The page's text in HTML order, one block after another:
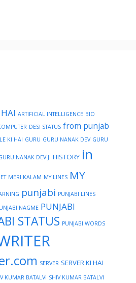
ARTIFICIAL INTELLIGENCE BIO
DESI STATUS from punjab
KI HAI GURU GURU NANAK DEV GURU
NANAK DEV JI HISTORY in
MERI KALAM MY LINES MY
punjabi PUNJABI LINES
NAGME PUNJABI
STATUS PUNJABI WORDS
SERVER SERVER KI HAI
KUMAR BATALVI SHIV KUMAR BATALVI